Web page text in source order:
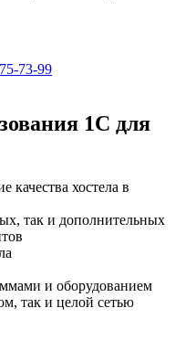
73-99
1С для
качества хостела в
так и дополнительных
и оборудованием
так и целой сетью